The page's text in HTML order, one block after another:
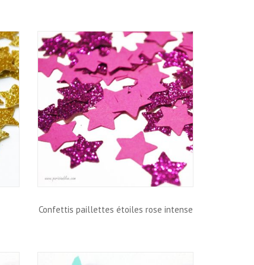
Confettis paillettes étoiles rose intense